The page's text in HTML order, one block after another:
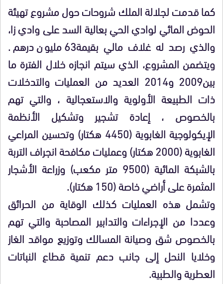
كما قدمت لجلالة الملك شروحات حول مشروع تهيئة
الحوض المائي لوادي الحي بعالية السد على وادي زا،
والذي رصد له غلاف مالي بقيمة63 مليون درهم.
ويتضمن المشروع، الذي سيتم انجازه خلال الفترة ما
بين2009 و2014 العديد من العمليات والتدخلات
ذات الطبيعة الأولوية والاستعجالية ، والتي تهم
بالخصوص ، إعادة تشجير وتشكيل الأنظمة
الإيكولوجية الغابوية (4450 هكتار) وتحسين المراعي
الغابوية (2000 هكتار) وعمليات مكافحة انجراف التربة
بالشبكة المائية (9500 متر مكعب) وزراعة الأشجار
المثمرة على أراضي خاصة (150 هكتار).
وتشمل هذه العمليات كذلك الوقاية من الحرائق
وعددا من الإجراءات والتدابير المصاحبة والتي تهم
بالخصوص شق وصيانة المسالك وتوزيع مواقد الغاز
وخلايا النحل إلى جانب دعم تنمية قطاع النباتات
العطرية والطبية.